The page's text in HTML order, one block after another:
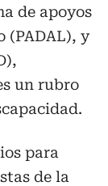
de apoyos
(PADAL), y
un rubro
para
de la